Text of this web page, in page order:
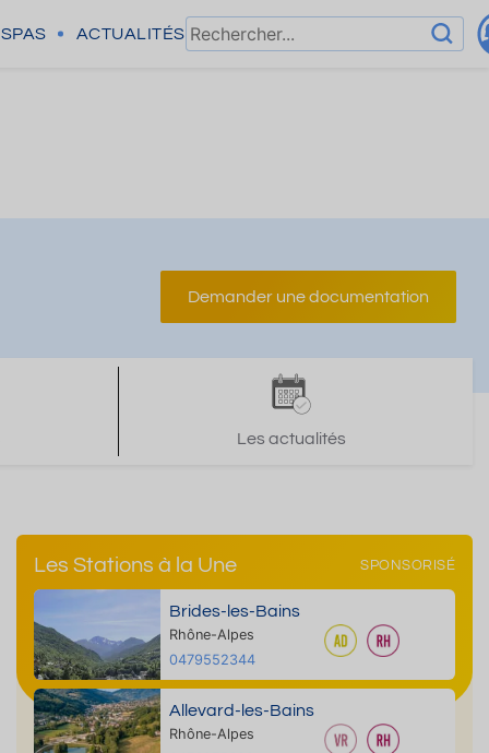
SPAS ACTUALITÉS
Demander une documentation
Les actualités
Les Stations à la Une SPONSORISÉ
Brides-les-Bains
Rhône-Alpes
0479552344
Allevard-les-Bains
Rhône-Alpes